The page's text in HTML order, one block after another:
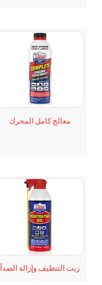
معالج كامل المحرك
زيت التنظيف وإزالة الصدأ